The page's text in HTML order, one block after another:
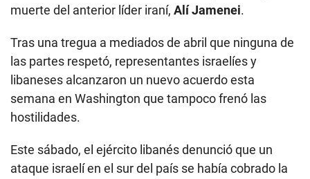
muerte del anterior líder iraní, Alí Jamenei.
Tras una tregua a mediados de abril que ninguna de
las partes respetó, representantes israelíes y
libaneses alcanzaron un nuevo acuerdo esta
semana en Washington que tampoco frenó las
hostilidades.
Este sábado, el ejército libanés denunció que un
ataque israelí en el sur del país se había cobrado la